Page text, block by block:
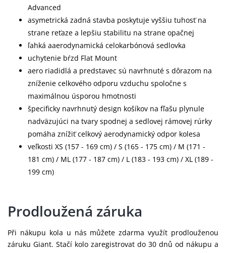
Advanced
asymetrická zadná stavba poskytuje vyššiu tuhosť na
strane reťaze a lepšiu stabilitu na strane opačnej
ľahká aaerodynamická celokarbónová sedlovka
uchytenie bŕzd Flat Mount
aero riadidlá a predstavec sú navrhnuté s dôrazom na
zníženie celkového odporu vzduchu spoločne s
maximálnou úsporou hmotnosti
špecificky navrhnutý design košíkov na fľašu plynule
nadväzujúci na tvary spodnej a sedlovej rámovej rúrky
pomáha znížiť celkový aerodynamický odpor kolesa
veľkosti XS (157 - 169 cm) / S (165 - 175 cm) / M (171 -
181 cm) / ML (177 - 187 cm) / L (183 - 193 cm) / XL (189 -
199 cm)
Prodloužená záruka
Při nákupu kola u nás můžete zdarma využít prodlouženou
záruku Giant. Stačí kolo zaregistrovat do 30 dnů od nákupu a